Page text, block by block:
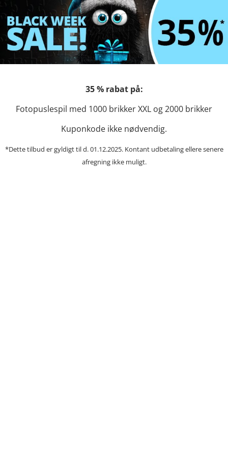
35 % rabat på:
Fotopuslespil med 1000 brikker XXL og 2000 brikker
Kuponkode ikke nødvendig.
*Dette tilbud er gyldigt til d. 01.12.2025. Kontant udbetaling elleresenere
afregning ikke muligt.